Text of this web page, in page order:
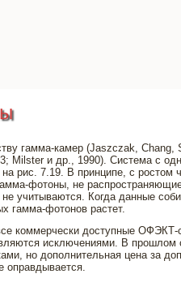
гамма-камер (Jaszczak, Chang,
Milster и др., 1990). Система с
рис. 7.19. В принципе, с ростом
фотоны, не
учитываются. Когда данные
гамма-фотонов растет.
коммерчески доступные
исключениями. В прошлом
но дополнительная цена за
оправдывается.